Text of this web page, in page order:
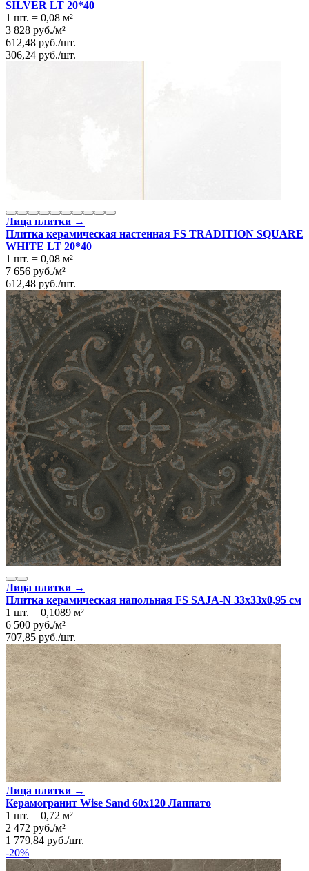
SILVER LT 20*40
1 шт. = 0,08 м²
3 828 руб./м²
612,48 руб./шт.
306,24 руб./шт.
Лица плитки →
Плитка керамическая настенная FS TRADITION SQUARE
WHITE LT 20*40
1 шт. = 0,08 м²
7 656 руб./м²
612,48 руб./шт.
Лица плитки →
Плитка керамическая напольная FS SAJA-N 33х33x0,95 см
1 шт. = 0,1089 м²
6 500 руб./м²
707,85 руб./шт.
Лица плитки →
Керамогранит Wise Sand 60x120 Лаппато
1 шт. = 0,72 м²
2 472 руб./м²
1 779,84 руб./шт.
-20%